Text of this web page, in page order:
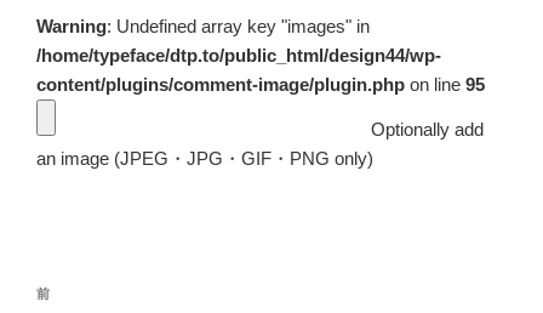
Warning: Undefined array key "images" in
/home/typeface/dtp.to/public_html/design44/wp-
content/plugins/comment-image/plugin.php on line 95
Optionally add
an image (JPEG・JPG・GIF・PNG only)
投
前
前